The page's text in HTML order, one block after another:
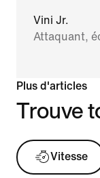
Vini Jr.
Attaquant,
Plus d'articles
Trouve
Vitesse